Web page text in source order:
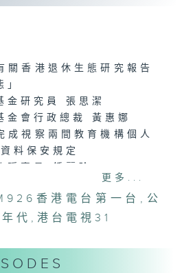
關香港退休生態研究報告
」
金研究員 張思潔
金會行政總裁 黃惠娜
成視察兩間教育機構個人
料保安規定
嬰感染甲型流感 留院逾
今日不治
曹延洲基金兒科教授 葉
更多...
香港電台第一台 , 公
代 ,港台電視31